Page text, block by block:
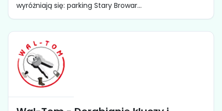
wyróżniają się: parking Stary Browar...